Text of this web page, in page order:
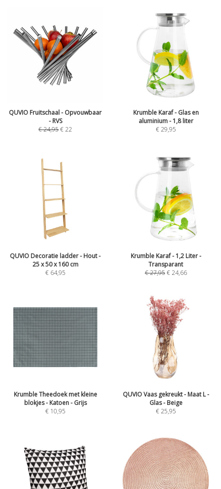
QUVIO Fruitschaal - Opvouwbaar
- RVS
€24,95€22
Krumble Karaf - Glas en
aluminium - 1,8 liter
€29,95
QUVIO Decoratie ladder - Hout -
25 x 50 x 160 cm
€ 64,95
Krumble Karaf - 1,2 Liter -
Transparant
€27,95 €24,66
Krumble Theedoek met kleine
blokjes - Katoen - Grijs
€ 10,95
QUVIO Vaas gekreukt - Maat L -
Glas - Beige
€25,95